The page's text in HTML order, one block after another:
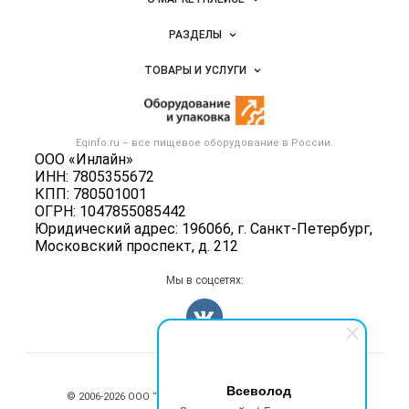
Всеволод
Eqinfo.ru – все пищевое оборудование в России.
ООО «Инлайн»
ИНН: 7805355672
КПП: 780501001
ОГРН: 1047855085442
Юридический адрес: 196066, г. Санкт-Петербург,
Московский проспект, д. 212
Новости Eqinfo.ru
Размещение рекламы
Публичная оферта
Контактная информация
Политика обработки персональных данных
РАЗДЕЛЫ
Объявления
Вакансии
Блог
ТОВАРЫ И УСЛУГИ
Оборудование для пищепрома
Тара и упаковка
Б/у оборудование
Информация о компаниях
Добавить объявление
Карта объявлений
Мы в соцсетях:
© 2006‑2026 ООО “Инлайн”. 12+ Все права защищены.